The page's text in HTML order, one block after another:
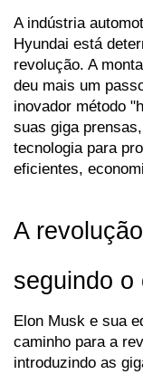
A indústria
Hyundai está
revolução. A
deu mais um
inovador método
suas giga
tecnologia para
eficientes,
A
seguindo o
Elon Musk e sua
caminho para a
introduzindo as